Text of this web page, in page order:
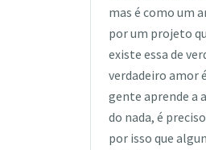
mas é como um
por um projeto
existe essa de
verdadeiro amor
gente aprende a
do nada, é
por isso que